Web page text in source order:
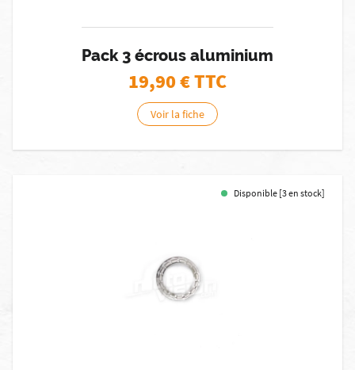
Pack 3 écrous aluminium
19,90€ TTC
Voir la fiche
Disponible [3 en stock]